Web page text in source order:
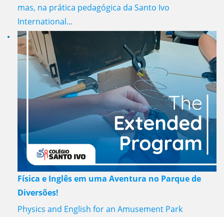
mas, na prática pedagógica da Santo Ivo
International...
Física e Inglês em uma Aventura no Parque de
Diversões!
Physics and English for an Amusement Park